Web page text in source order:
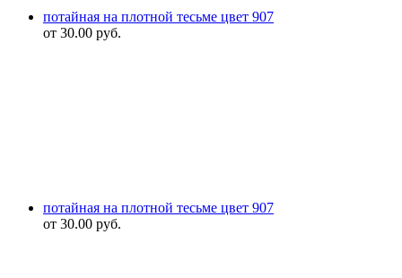
потайная на плотной тесьме цвет 907
от 30.00 руб.
потайная на плотной тесьме цвет 907
от 30.00 руб.